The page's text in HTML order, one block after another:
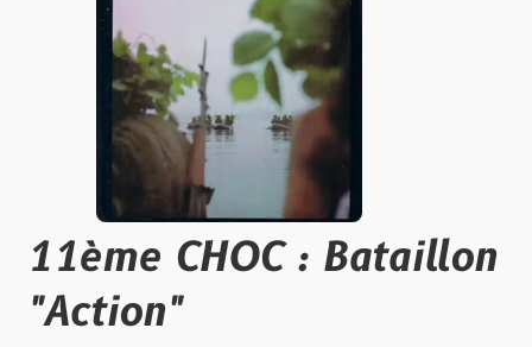
11ème CHOC : Bataillon
"Action"